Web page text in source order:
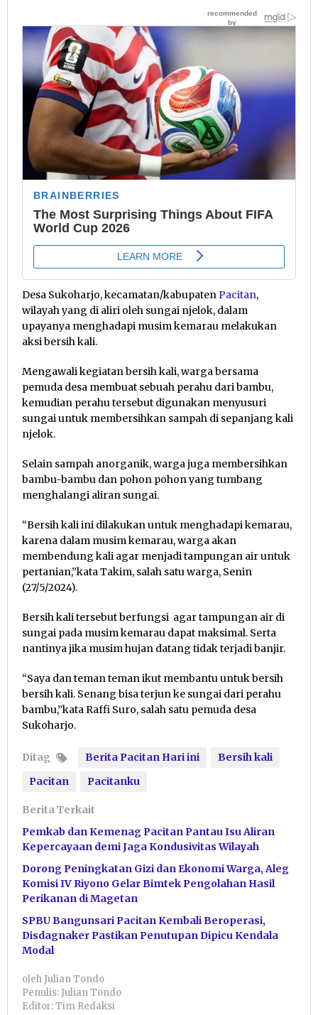
Desa Sukoharjo, kecamatan/kabupatenPacitan,
wilayah yang di aliri oleh sungai njelok, dalam
upayanya menghadapi musim kemarau melakukan
aksi bersih kali.
Mengawali kegiatan bersih kali, warga bersama
pemuda desa membuat sebuah perahu dari bambu,
kemudian perahu tersebut digunakan menyusuri
sungai untuk membersihkan sampah di sepanjang kali
njelok.
Selain sampah anorganik, warga juga membersihkan
bambu-bambu dan pohon pohon yang tumbang
menghalangi aliran sungai.
“Bersih kali ini dilakukan untuk menghadapi kemarau,
karena dalam musim kemarau, warga akan
membendung kali agar menjadi tampungan air untuk
pertanian,”kata Takim, salah satu warga, Senin
(27/5/2024).
Bersih kali tersebut berfungsi agar tampungan air di
sungai pada musim kemarau dapat maksimal. Serta
nantinya jika musim hujan datang tidak terjadi banjir.
“Saya dan teman teman ikut membantu untuk bersih
bersih kali. Senang bisa terjun ke sungai dari perahu
bambu,”kata Raffi Suro, salah satu pemuda desa
Sukoharjo.
Ditag Berita Pacitan Hari ini
Bersih kali
Pacitan
Pacitanku
Berita Terkait
Pemkab dan Kemenag Pacitan Pantau Isu Aliran
Kepercayaan demi Jaga Kondusivitas Wilayah
Dorong Peningkatan Gizi dan Ekonomi Warga, Aleg
Komisi IV Riyono Gelar Bimtek Pengolahan Hasil
Perikanan di Magetan
SPBU Bangunsari Pacitan Kembali Beroperasi,
Disdagnaker Pastikan Penutupan Dipicu Kendala
Modal
oleh Julian Tondo
Penulis: Julian Tondo
Editor: Tim Redaksi